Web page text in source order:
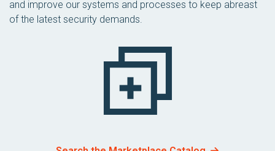
and improve our systems and processes to keep abreast
of the latest security demands.